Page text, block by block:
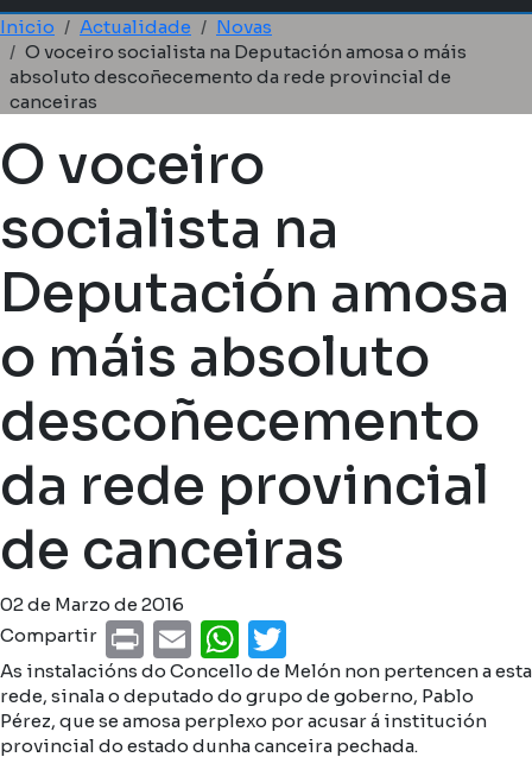
Miga de pan
Inicio Actualidade
Novas
O voceiro socialista na Deputación amosa o máis
absoluto descoñecemento da rede provincial de
canceiras
O voceiro
socialista na
Deputación amosa
o máis absoluto
descoñecemento
da rede provincial
de canceiras
02 de Marzo de 2016
Compartir
PrintEmailWhatsApp
As instalacións do Concello de Melón non pertencen a esta
rede, sinala o deputado do grupo de goberno, Pablo
Pérez, que se amosa perplexo por acusar á institución
provincial do estado dunha canceira pechada.